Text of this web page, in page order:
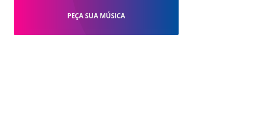
PEÇA SUA MÚSICA